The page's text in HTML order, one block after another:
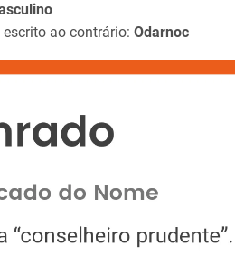
escrito ao contrário: Odarnoc